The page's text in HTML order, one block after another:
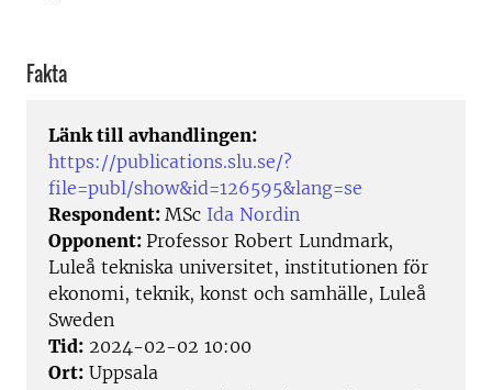
Fakta
Länk till avhandlingen:
https://publications.slu.se/?
file=publ/show&id=126595&lang=se
Respondent: MSc Ida Nordin
Opponent: Professor Robert Lundmark,
Luleå tekniska universitet, institutionen för
ekonomi, teknik, konst och samhälle, Luleå
Sweden
Tid: 2024-02-02 10:00
Ort: Uppsala